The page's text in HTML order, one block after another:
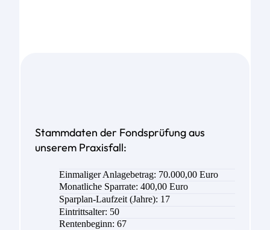
Stammdaten der Fondsprüfung aus
unserem Praxisfall:
Einmaliger Anlagebetrag: 70.000,00 Euro
Monatliche Sparrate: 400,00Euro
Sparplan-Laufzeit (Jahre): 17
Eintrittsalter: 50
Rentenbeginn: 67